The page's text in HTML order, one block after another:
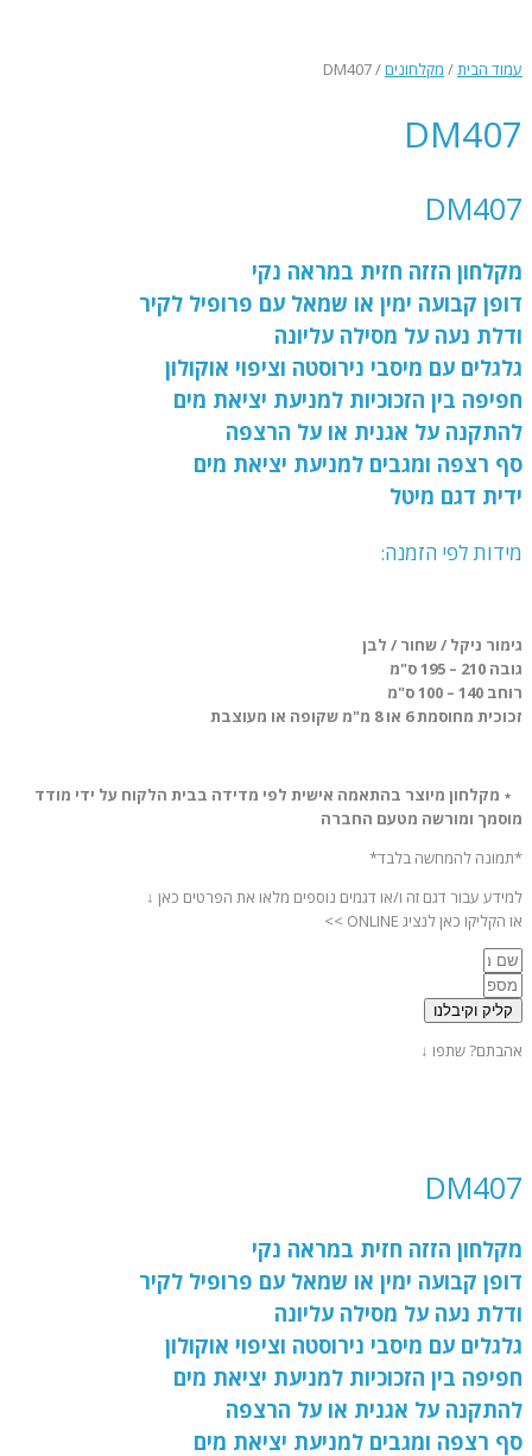
זֶה
מַעֲרֶכֶת
נָגִישׁ
הַמְּסַיַּעַת
לִנְגִישׁוּת
עמוד הבית/ מקלחונים/ DM407
DM407
DM407
מקלחון הזזה חזית במראה נקי
דופן קבועה ימין או שמאל עם פרופיל לקיר
ודלת נעה על מסילה עליונה
גלגלים עם מיסבי נירוסטה וציפוי אוקולון
חפיפה בין הזכוכיות למניעת יציאת מים
להתקנה על אגנית או על הרצפה
סף רצפה ומגבים למניעת יציאת מים
ידית דגם מיטל
מידות לפי הזמנה:
גימור ניקל / שחור / לבן
גובה 210 – 195 ס"מ
רוחב 140 – 100 ס"מ
זכוכית מחוסמת 6 או 8 מ"מ שקופה או מעוצבת
٭ מקלחון מיוצר בהתאמה אישית לפי מדידה בבית הלקוח על ידי מודד
מוסמך ומורשה מטעם החברה
*תמונה להמחשה בלבד*
למידע עבור דגם זה ו/או דגמים נוספים מלאו את הפרטים כאן ↓
או הקליקו כאן לנציג ONLINE >>
קליק וקיבלנו
אהבתם? שתפו ↓
DM407
מקלחון הזזה חזית במראה נקי
דופן קבועה ימין או שמאל עם פרופיל לקיר
ודלת נעה על מסילה עליונה
גלגלים עם מיסבי נירוסטה וציפוי אוקולון
חפיפה בין הזכוכיות למניעת יציאת מים
להתקנה על אגנית או על הרצפה
סף רצפה ומגבים למניעת יציאת מים